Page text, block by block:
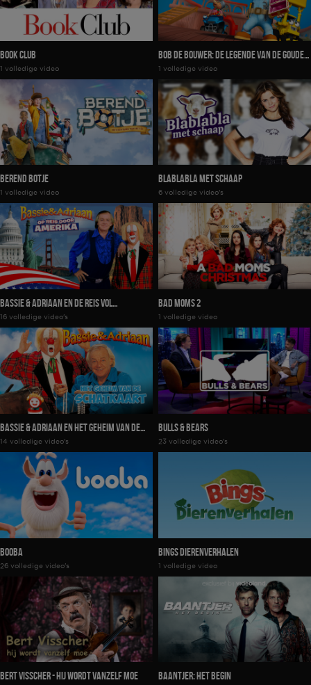
Book Club
1 volledige video
Bob de Bouwer: De Legende van de Gouden
Hamer
1 volledige video
Berend Botje
1 volledige video
Blablabla Met Schaap
6 volledige video's
Bassie & Adriaan En De Reis Vol
Verrassingen
16 volledige video's
Bad Moms 2
1 volledige video
Bassie & Adriaan En Het Geheim Van De
Schatkaart
14 volledige video's
Bulls & Bears
23 volledige video's
Booba
26 volledige video's
Bings Dierenverhalen
1 volledige video
Bert Visscher - Hij Wordt Vanzelf Moe Baantjer: Het Begin